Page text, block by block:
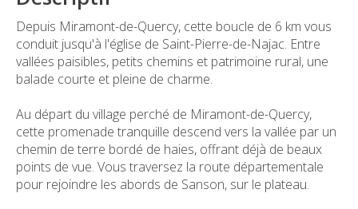
Depuis Miramont-de-Quercy, cette boucle de 6 km vous
conduit jusqu'à l'église de Saint-Pierre-de-Najac. Entre
vallées paisibles, petits chemins et patrimoine rural, une
balade courte et pleine de charme.
Au départ du village perché de Miramont-de-Quercy,
cette promenade tranquille descend vers la vallée par un
chemin de terre bordé de haies, offrant déjà de beaux
points de vue. Vous traversez la route départementale
pour rejoindre les abords de Sanson, sur le plateau.